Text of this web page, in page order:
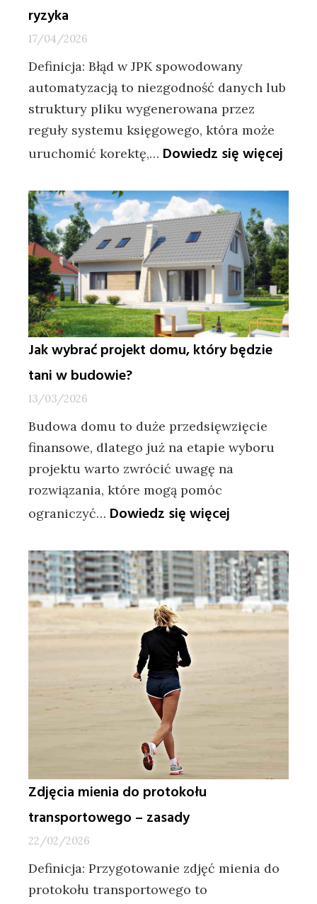
ryzyka
17/04/2026
Definicja: Błąd w JPK spowodowany
automatyzacją to niezgodność danych lub
struktury pliku wygenerowana przez
reguły systemu księgowego, która może
uruchomić korektę,… Dowiedz się więcej
JPK
z
i
Jak wybrać projekt domu, który będzie
tani w budowie?
13/03/2026
Budowa domu to duże przedsięwzięcie
finansowe, dlatego już na etapie wyboru
projektu warto zwrócić uwagę na
rozwiązania, które mogą pomóc
ograniczyć… Dowiedz się więcej
projekt
domu,
który
będzie
tani
w
budowie?
Zdjęcia mienia do protokołu
transportowego – zasady
22/02/2026
Definicja: Przygotowanie zdjęć mienia do
protokołu transportowego to